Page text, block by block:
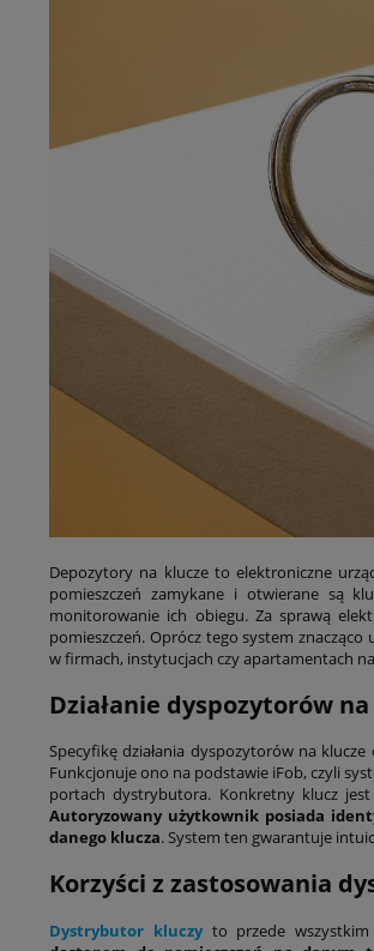
Depozytory na klucze to elektroniczne
pomieszczeń zamykane i otwierane są
monitorowanie ich obiegu. Za sprawą
pomieszczeń. Oprócz tego system
w firmach, instytucjach czy apartamentach
Działanie dyspozytorów
Specyfikę działania dyspozytorów na
Funkcjonuje ono na podstawie iFob, czyli
portach dystrybutora. Konkretny klucz
Autoryzowany użytkownik posiada
danego klucza. System ten gwarantuje
Korzyści z zastosowania
Dystrybutor kluczyto przede wszystkim